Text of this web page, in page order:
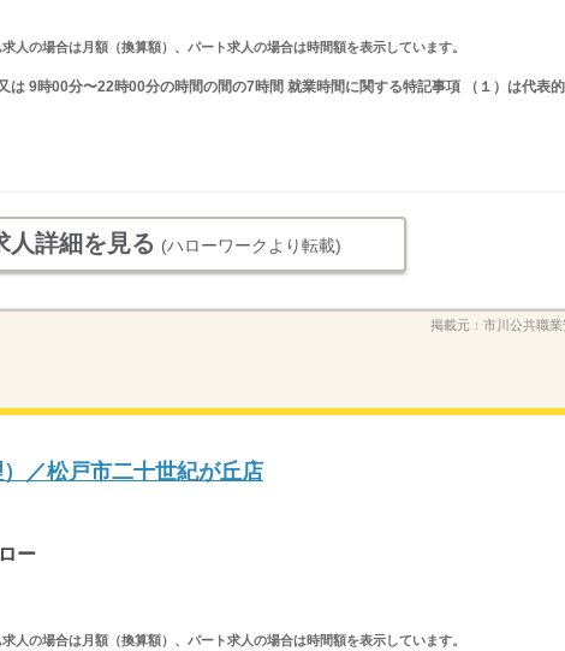
人の場合は月額（換算額）、パート求人の場合は時間額を表示しています。
は 9時00分〜22時00分の時間の間の7時間 就業時間に関する特記事項 （１）は代表的
人詳細を見る (ハローワークより転載)
掲載元： 市川公共職
／松戸市二十世紀が丘店
ー
人の場合は月額（換算額）、パート求人の場合は時間額を表示しています。